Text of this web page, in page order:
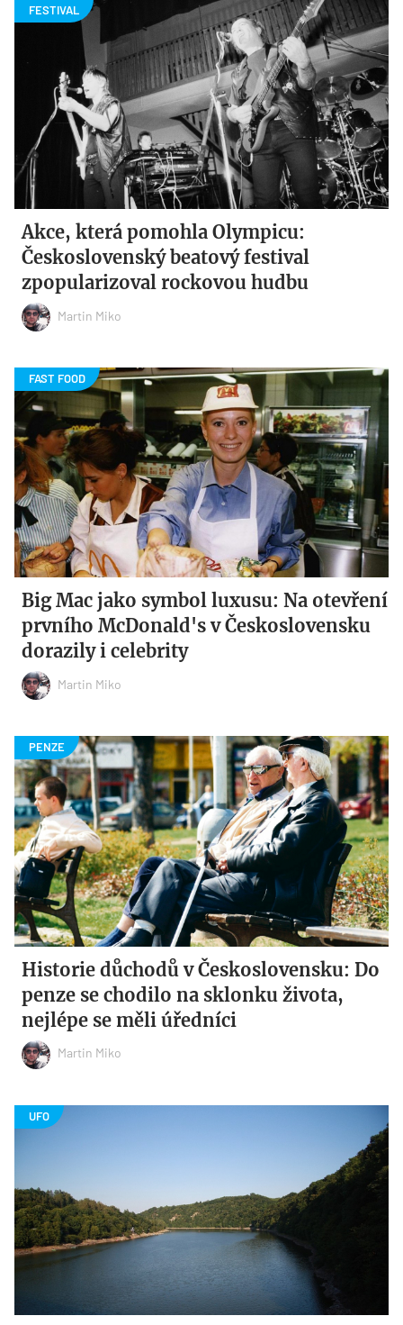
Akce, která pomohla Olympicu:
Československý beatový festival
zpopularizoval rockovou hudbu
Martin Miko
Big Mac jako symbol luxusu: Na otevření
prvního McDonald's v Československu
dorazily i celebrity
Martin Miko
Historie důchodů v Československu: Do
penze se chodilo na sklonku života,
nejlépe se měli úředníci
Martin Miko